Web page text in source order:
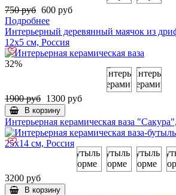
750 руб 600 руб
Подробнее
Интерьерный деревянный маячок из
12х5 см, Россия
32%
1900 руб 1300 руб
В корзину
Интерьерная керамическая ваза
3200 руб
В корзину